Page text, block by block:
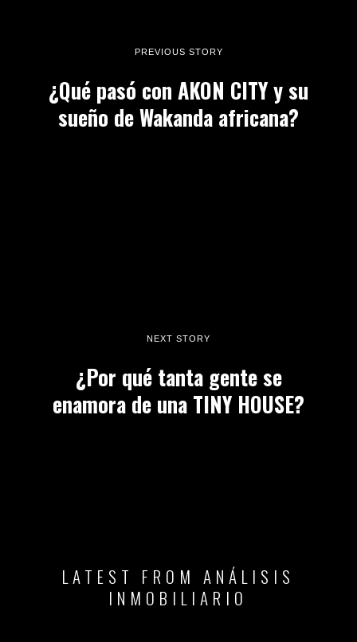
PREVIOUS STORY
¿Qué pasó con AKON CITY y su
sueño de Wakanda africana?
NEXT STORY
¿Por qué tanta gente se
enamora de una TINY HOUSE?
LATEST FROM ANÁLISIS
INMOBILIARIO